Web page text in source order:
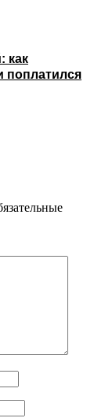
как
поплатился